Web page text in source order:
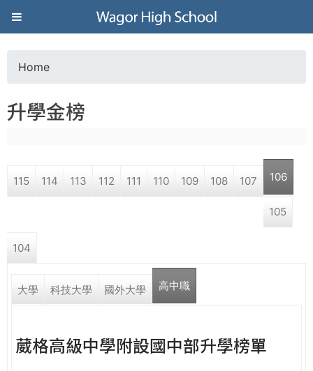
Jump to navigation
葳
格
高
學
際．
o
a
e
h
r
Home
升學金榜
115 114 113 112 111 110 109 108 107 106
105
104
大學 科技大學 國外大學 高中職
葳格高級中學附設國中部升學榜單